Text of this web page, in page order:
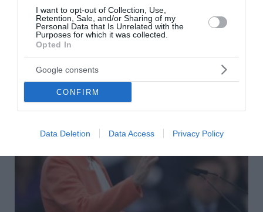
I want to opt-out of Collection, Use,
Retention, Sale, and/or Sharing of my
Personal Data that Is Unrelated with the
Purposes for which it was collected.
Opted In
Google consents
CONFIRM
Data Deletion Data Access Privacy Policy
του Ιράν. Το νομοσχέδιο θα απαγορεύει σε «πλοία από
εχθρικές χώρες» να ταξ...
06 Αυγούστου 2026